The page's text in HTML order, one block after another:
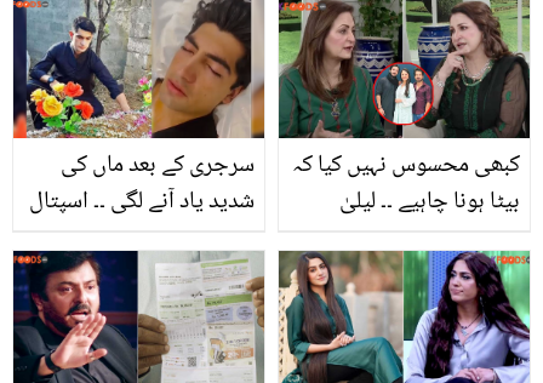
جو ہائی بلڈ پریشر کے
مریضوں کیلیئے مفید ہیں؟
گلے سے ایسی کیا چیز نکل
گئی کہ4 دیکھ کر ڈاکٹر
بھی ڈر گئے؟
سرجری کے بعد ماں کی
شدید یاد آنے لگی ۔۔ اسپتال
کر کے اپنی والدہ کو کیسے
یاد کر رہے ہیں، جذباتی
ویڈیو وائرل
کبھی محسوس نہیں کیا کہ
بیٹا ہونا چاہیے ۔۔ لیلیٰ
فیصل نے بیٹوں کی اہمیت
کا سبق پڑھا دیا